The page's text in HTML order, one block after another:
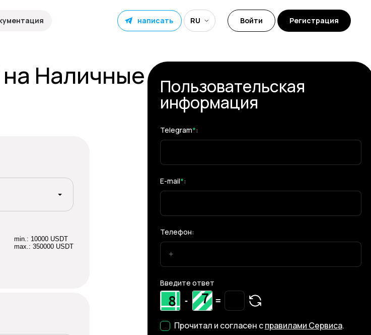
написать RU Регистрация
Войти
Наличные
min.: 10000 USDT
max.: 350000 USDT
Пользовательская
информация
Telegram*:
E-mail*:
Телефон:
Введите ответ
- =
Прочитал и согласен справилами Сервиса.